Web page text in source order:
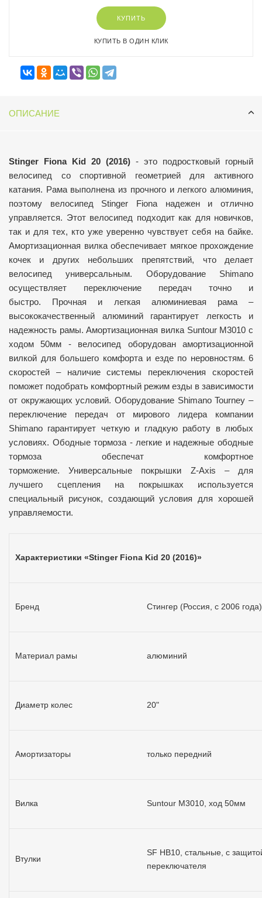
КУПИТЬ
КУПИТЬ В ОДИН КЛИК
ОПИСАНИЕ
Stinger Fiona Kid 20 (2016) - это подростковый горный
велосипед со спортивной геометрией для активного
катания. Рама выполнена из прочного и легкого алюминия,
поэтому велосипед Stinger Fiona надежен и отлично
управляется. Этот велосипед подходит как для новичков,
так и для тех, кто уже уверенно чувствует себя на байке.
Амортизационная вилка обеспечивает мягкое прохождение
кочек и других небольших препятствий, что делает
велосипед универсальным. Оборудование Shimano
осуществляет переключение передач точно и
быстро. Прочная и легкая алюминиевая рама –
высококачественный алюминий гарантирует легкость и
надежность рамы.Амортизационная вилка Suntour M3010 с
ходом 50мм - велосипед оборудован амортизационной
вилкой для большего комфорта и езде по неровностям. 6
скоростей – наличие системы переключения скоростей
поможет подобрать комфортный режим езды в зависимости
от окружающих условий. Оборудование Shimano Tourney –
переключение передач от мирового лидера компании
Shimano гарантирует четкую и гладкую работу в любых
условиях. Ободные тормоза - легкие и надежные ободные
тормоза обеспечат комфортное
торможение.Универсальные покрышки Z-Axis – для
лучшего сцепления на покрышках используется
специальный рисунок, создающий условия для хорошей
управляемости.
Характеристики «Stinger Fiona Kid 20 (2016)»
Бренд Стингер (Россия, с 2006 года)
Материал рамы алюминий
Диаметр колес 20"
Амортизаторы только передний
Вилка Suntour M3010, ход 50мм
Втулки
SF HB10, стальные, с
переключателя